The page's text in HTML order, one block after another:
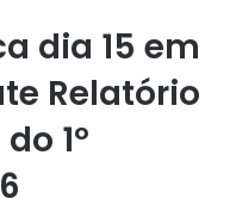
dia 15 em
Relatório
1º